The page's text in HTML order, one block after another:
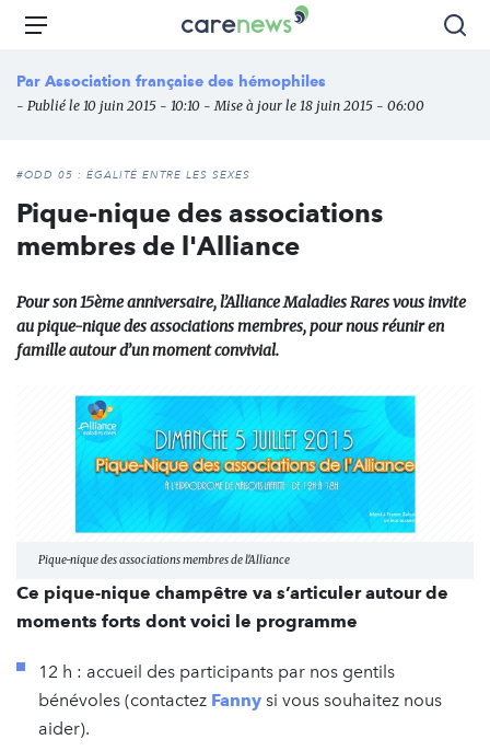
Aller
principal
Carenews,
média
des
l'engagement
Menu
Par Association française des hémophiles
- Publié le 10 juin 2015 - 10:10 - Mise à jour le 18 juin 2015 - 06:00
#ODD 05 : ÉGALITÉ ENTRE LES SEXES
Pique-nique des associations
membres de l'Alliance
Pour son 15ème anniversaire, l’Alliance Maladies Rares vous invite
au pique-nique des associations membres, pour nous réunir en
famille autour d’un moment convivial.
Pique-nique des associations membres de l'Alliance
Ce pique-nique champêtre va s’articuler autour de
moments forts dont voici le programme
12 h : accueil des participants par nos gentils
bénévoles (contactez Fanny si vous souhaitez nous
aider).